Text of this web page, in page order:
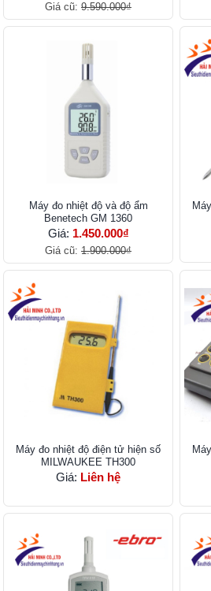
Giá cũ: 9.590.000₫
Máy đo nhiệt độ và độ ẩm
Benetech GM 1360
Giá: 1.450.000₫
Giá cũ: 1.900.000₫
Máy đo nhiệt độ điện tử hiện số
MILWAUKEE TH300
Giá: Liên hệ